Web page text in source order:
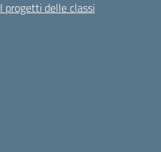
I progetti delle classi